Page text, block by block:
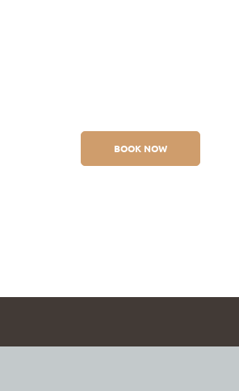
BOOK NOW